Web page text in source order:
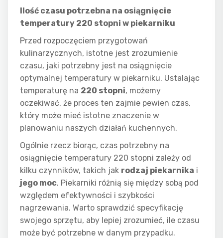
Ilość czasu potrzebna na osiągnięcie
temperatury 220 stopni w piekarniku
Przed rozpoczęciem przygotowań
kulinarzycznych, istotne jest zrozumienie
czasu, jaki potrzebny jest na osiągnięcie
optymalnej temperatury w piekarniku. Ustalając
temperaturę na 220 stopni, możemy
oczekiwać, że proces ten zajmie pewien czas,
który może mieć istotne znaczenie w
planowaniu naszych działań kuchennych.
Ogólnie rzecz biorąc, czas potrzebny na
osiągnięcie temperatury 220 stopni zależy od
kilku czynników, takich jak rodzaj piekarnika i
jego moc. Piekarniki różnią się między sobą pod
względem efektywności i szybkości
nagrzewania. Warto sprawdzić specyfikację
swojego sprzętu, aby lepiej zrozumieć, ile czasu
może być potrzebne w danym przypadku.